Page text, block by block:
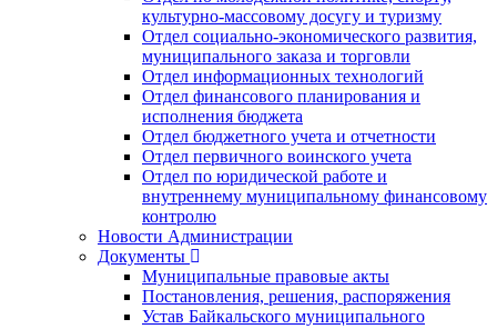
культурно-массовому досугу и туризму
Отдел социально-экономического развития,
муниципального заказа и торговли
Отдел информационных технологий
Отдел финансового планирования и
исполнения бюджета
Отдел бюджетного учета и отчетности
Отдел первичного воинского учета
Отдел по юридической работе и
внутреннему муниципальному финансовому
контролю
Новости Администрации
Документы
Муниципальные правовые акты
Постановления, решения, распоряжения
Устав Байкальского муниципального